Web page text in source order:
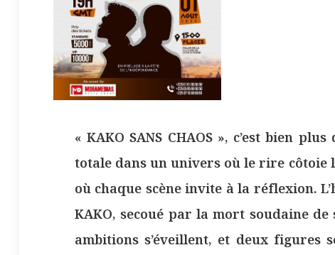
« KAKO SANS CHAOS », c’est bien
totale dans un univers où le rire côtoie
où chaque scène invite à la réflexion.
KAKO, secoué par la mort soudaine
ambitions s’éveillent, et deux figures